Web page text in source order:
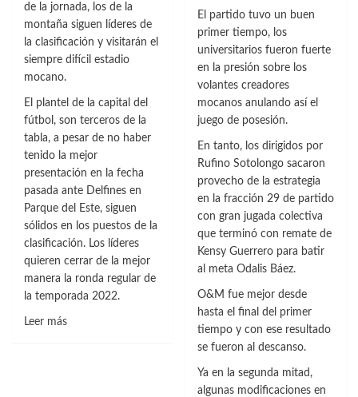
de la jornada, los de la
montaña siguen líderes de
la clasificación y visitarán el
siempre difícil estadio
mocano.
El plantel de la capital del
fútbol, son terceros de la
tabla, a pesar de no haber
tenido la mejor
presentación en la fecha
pasada ante Delfines en
Parque del Este, siguen
sólidos en los puestos de la
clasificación. Los líderes
quieren cerrar de la mejor
manera la ronda regular de
la temporada 2022.
Leer másLeer
El partido tuvo un buen
primer tiempo, los
universitarios fueron fuerte
en la presión sobre los
volantes creadores
mocanos anulando así el
juego de posesión.
En tanto, los dirigidos por
Rufino Sotolongo sacaron
provecho de la estrategia
en la fracción 29 de partido
con gran jugada colectiva
que terminó con remate de
Kensy Guerrero para batir
al meta Odalis Báez.
O&M fue mejor desde
hasta el final del primer
tiempo y con ese resultado
se fueron al descanso.
Ya en la segunda mitad,
algunas modificaciones en